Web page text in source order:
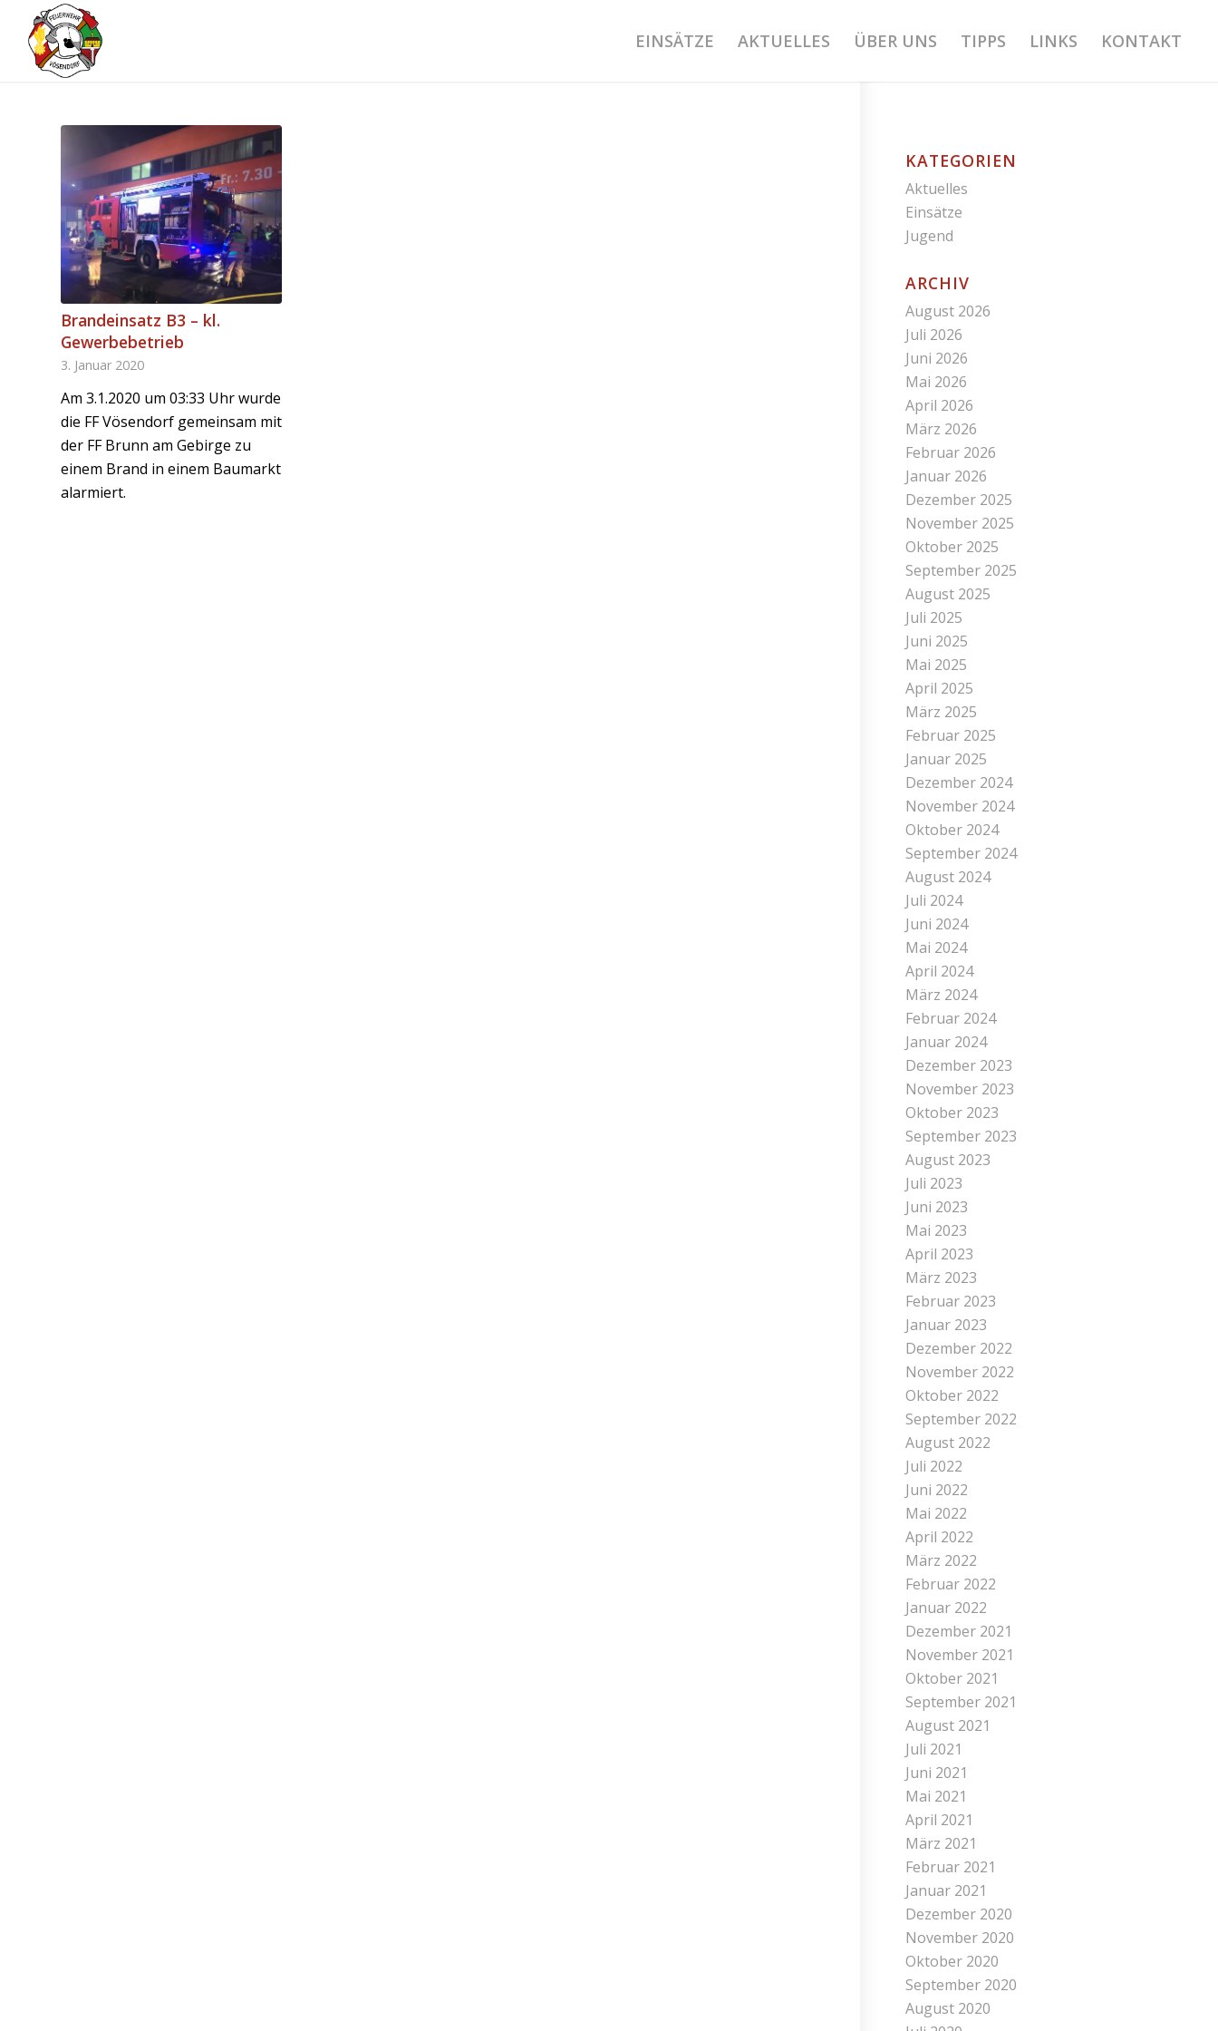
EINSÄTZE AKTUELLES ÜBER UNS TIPPS LINKS KONTAKT
Brandeinsatz B3 – kl.
Gewerbebetrieb
3. Januar 2020
Am 3.1.2020 um 03:33 Uhr wurde
die FF Vösendorf gemeinsam mit
der FF Brunn am Gebirge zu
einem Brand in einem Baumarkt
alarmiert.
KATEGORIEN
Aktuelles
Einsätze
Jugend
ARCHIV
August 2026
Juli 2026
Juni 2026
Mai 2026
April 2026
März 2026
Februar 2026
Januar 2026
Dezember 2025
November 2025
Oktober 2025
September 2025
August 2025
Juli 2025
Juni 2025
Mai 2025
April 2025
März 2025
Februar 2025
Januar 2025
Dezember 2024
November 2024
Oktober 2024
September 2024
August 2024
Juli 2024
Juni 2024
Mai 2024
April 2024
März 2024
Februar 2024
Januar 2024
Dezember 2023
November 2023
Oktober 2023
September 2023
August 2023
Juli 2023
Juni 2023
Mai 2023
April 2023
März 2023
Februar 2023
Januar 2023
Dezember 2022
November 2022
Oktober 2022
September 2022
August 2022
Juli 2022
Juni 2022
Mai 2022
April 2022
März 2022
Februar 2022
Januar 2022
Dezember 2021
November 2021
Oktober 2021
September 2021
August 2021
Juli 2021
Juni 2021
Mai 2021
April 2021
März 2021
Februar 2021
Januar 2021
Dezember 2020
November 2020
Oktober 2020
September 2020
August 2020